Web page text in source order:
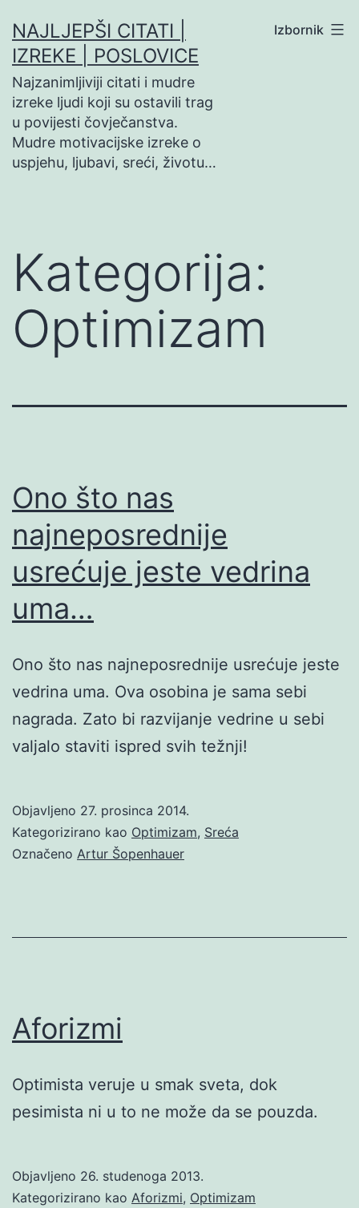
na
sadržaj
NAJLJEPŠI CITATI |
IZREKE | POSLOVICE
Najzanimljiviji citati i mudre
izreke ljudi koji su ostavili trag
u povijesti čovječanstva.
Mudre motivacijske izreke o
uspjehu, ljubavi, sreći, životu…
Izbornik
Kategorija:
Optimizam
Ono što nas
najneposrednije
usrećuje jeste vedrina
uma…
Ono što nas najneposrednije usrećuje jeste
vedrina uma. Ova osobina je sama sebi
nagrada. Zato bi razvijanje vedrine u sebi
valjalo staviti ispred svih težnji!
Objavljeno 27. prosinca 2014.
Kategorizirano kao Optimizam, Sreća
Označeno Artur Šopenhauer
Aforizmi
Optimista veruje u smak sveta, dok
pesimista ni u to ne može da se pouzda.
Objavljeno 26. studenoga 2013.
Kategorizirano kao Aforizmi, Optimizam